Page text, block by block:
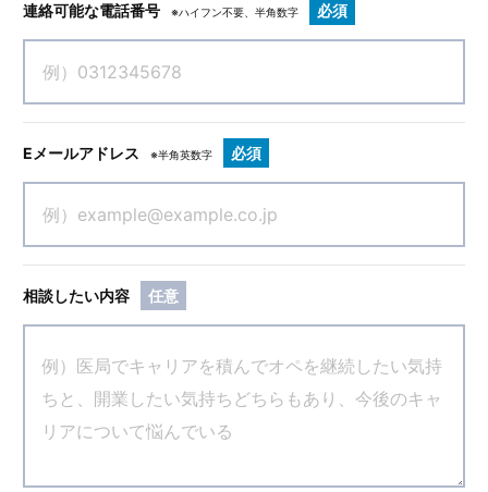
連絡可能な電話番号 ※ハイフン不要、半角数字 必須
Eメールアドレス ※半角英数字 必須
相談したい内容 任意